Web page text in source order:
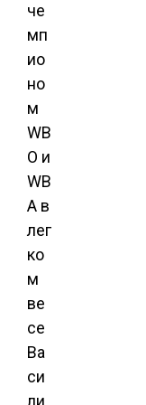
че
мп
ио
но
м
WB
O и
WB
A в
лег
ко
м
ве
се
Ва
си
ли